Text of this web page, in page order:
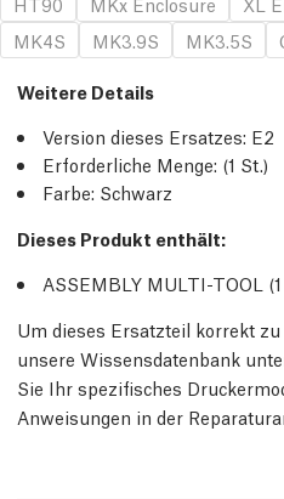
MK4S
MK3.9S MK3.5S
Weitere Details
Version dieses Ersatzes: E2
Erforderliche Menge: (1 St.)
Farbe: Schwarz
Dieses Produkt enthält:
ASSEMBLY MULTI-TOOL (1
Um dieses Ersatzteil korrekt
unsere Wissensdatenbank
Sie Ihr spezifisches
Anweisungen in der